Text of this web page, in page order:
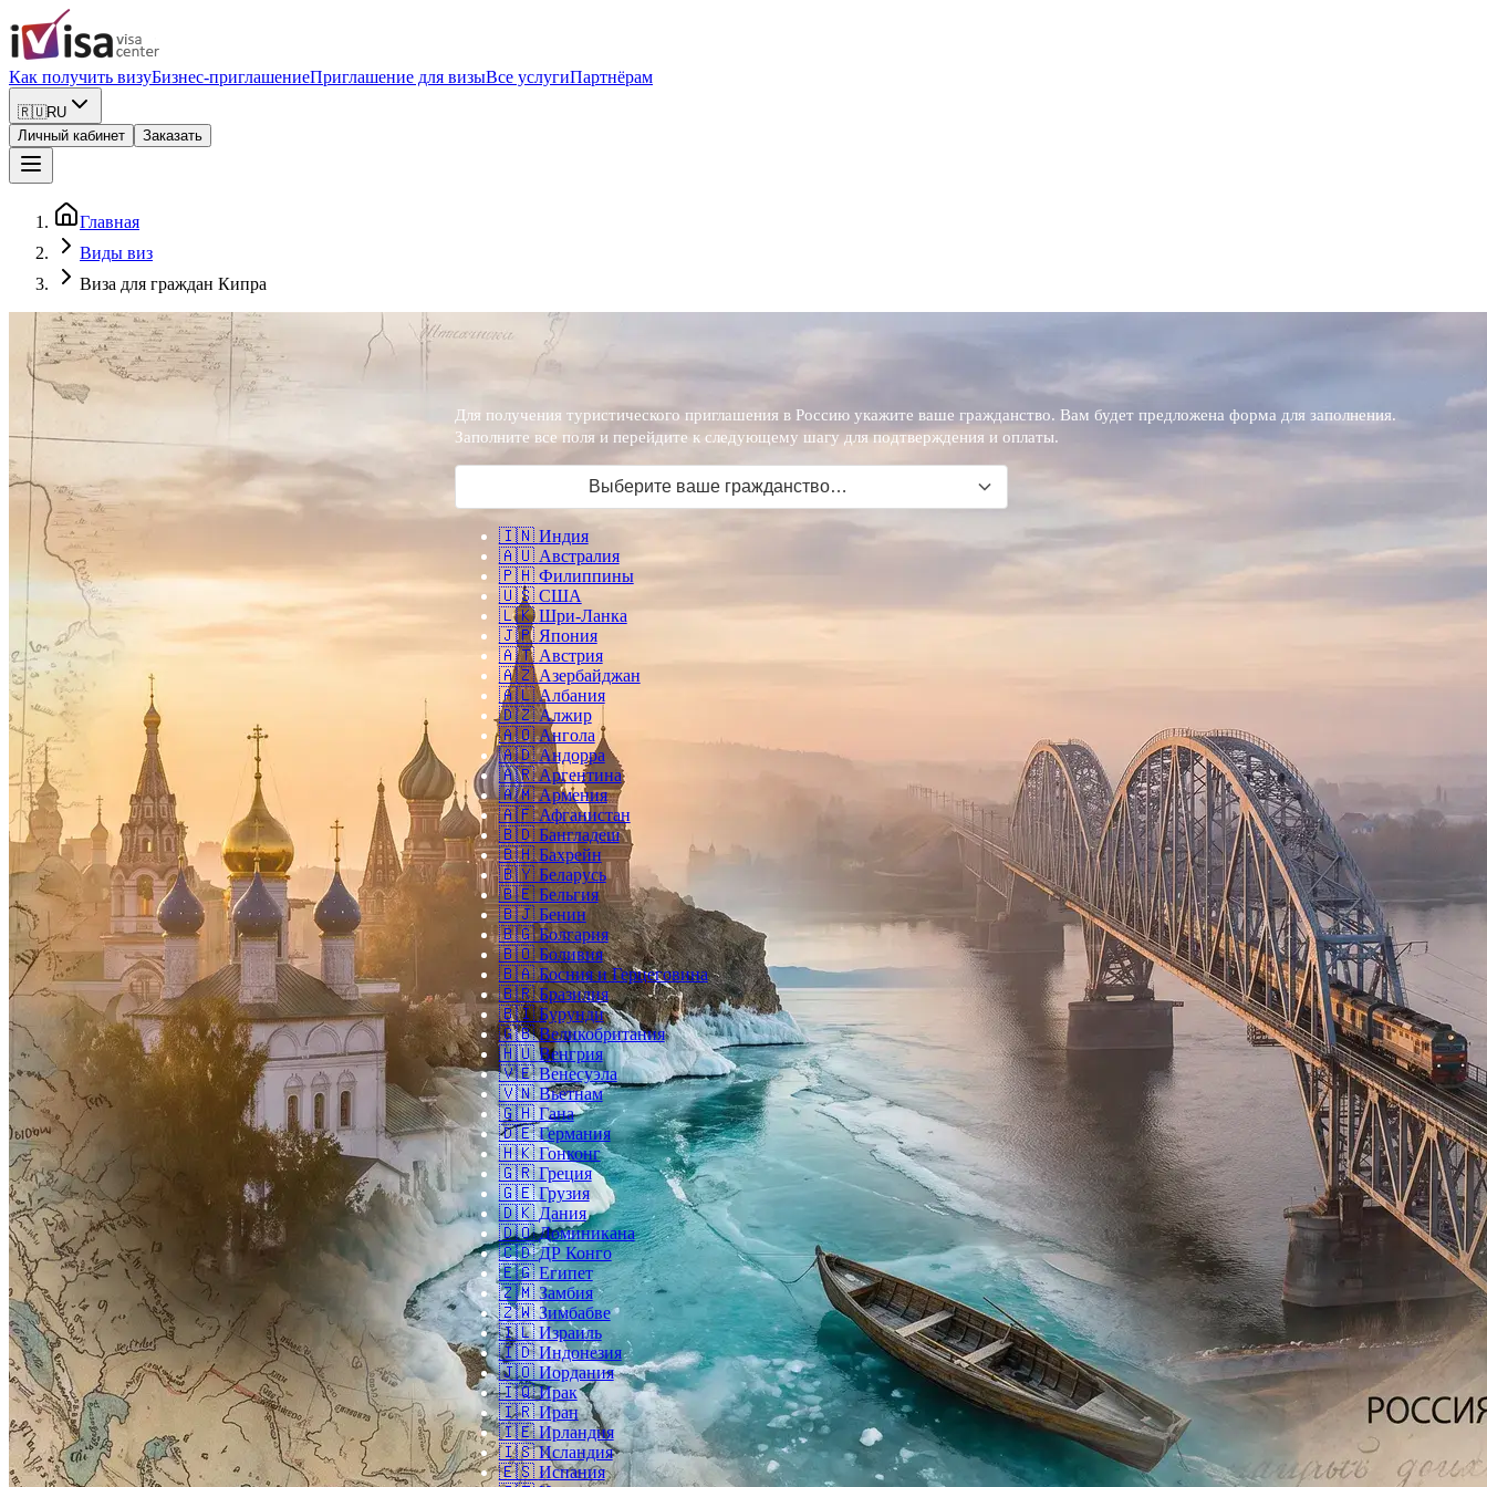
Как получить визуБизнес-приглашениеПриглашение для визыВсе услугиПартнёрам
🇷🇺RU
Личный кабинет
Заказать
Главная
Виды виз
Виза для граждан Кипра
Для получения туристического приглашения в Россию укажите ваше гражданство. Вам будет предложена форма для заполнения.
Заполните все поля и перейдите к следующему шагу для подтверждения и оплаты.
Выберите ваше гражданство…
🇮🇳 Индия
🇦🇺 Австралия
🇵🇭 Филиппины
🇺🇸 США
🇱🇰 Шри-Ланка
🇯🇵 Япония
🇦🇹 Австрия
🇦🇿 Азербайджан
🇦🇱 Албания
🇩🇿 Алжир
🇦🇴 Ангола
🇦🇩 Андорра
🇦🇷 Аргентина
🇦🇲 Армения
🇦🇫 Афганистан
🇧🇩 Бангладеш
🇧🇭 Бахрейн
🇧🇾 Беларусь
🇧🇪 Бельгия
🇧🇯 Бенин
🇧🇬 Болгария
🇧🇴 Боливия
🇧🇦 Босния и Герцеговина
🇧🇷 Бразилия
🇧🇮 Бурунди
🇬🇧 Великобритания
🇭🇺 Венгрия
🇻🇪 Венесуэла
🇻🇳 Вьетнам
🇬🇭 Гана
🇩🇪 Германия
🇭🇰 Гонконг
🇬🇷 Греция
🇬🇪 Грузия
🇩🇰 Дания
🇩🇴 Доминикана
🇨🇩 ДР Конго
🇪🇬 Египет
🇿🇲 Замбия
🇿🇼 Зимбабве
🇮🇱 Израиль
🇮🇩 Индонезия
🇯🇴 Иордания
🇮🇶 Ирак
🇮🇷 Иран
🇮🇪 Ирландия
🇮🇸 Исландия
🇪🇸 Испания